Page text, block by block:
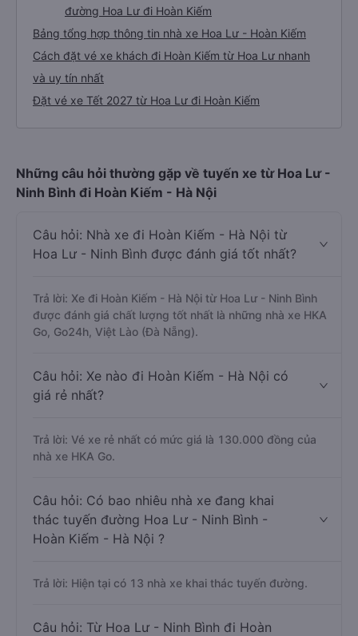
đường Hoa Lư đi Hoàn Kiếm
Bảng tổng hợp thông tin nhà xe Hoa Lư - Hoàn Kiếm
Cách đặt vé xe khách đi Hoàn Kiếm từ Hoa Lư nhanh
và uy tín nhất
Đặt vé xe Tết 2027 từ Hoa Lư đi Hoàn Kiếm
Những câu hỏi thường gặp về tuyến xe từ Hoa Lư -
Ninh Bình đi Hoàn Kiếm - Hà Nội
Câu hỏi: Nhà xe đi Hoàn Kiếm - Hà Nội từ
Hoa Lư - Ninh Bình được đánh giá tốt nhất?
Trả lời: Xe đi Hoàn Kiếm - Hà Nội từ Hoa Lư - Ninh Bình
được đánh giá chất lượng tốt nhất là những nhà xe HKA
Go, Go24h, Việt Lào (Đà Nẵng).
Câu hỏi: Xe nào đi Hoàn Kiếm - Hà Nội có
giá rẻ nhất?
Trả lời: Vé xe rẻ nhất có mức giá là 130.000 đồng của
nhà xe HKA Go.
Câu hỏi: Có bao nhiêu nhà xe đang khai
thác tuyến đường Hoa Lư - Ninh Bình -
Hoàn Kiếm - Hà Nội ?
Trả lời: Hiện tại có 13 nhà xe khai thác tuyến đường.
Câu hỏi: Từ Hoa Lư - Ninh Bình đi Hoàn